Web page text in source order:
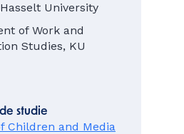
University
of Work and
Studies, KU
studie
Children and Media